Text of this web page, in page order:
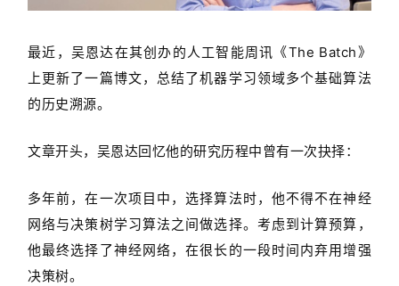
最近，吴恩达在其创办的人工智能周讯《The Batch》
上更新了一篇博文，总结了机器学习领域多个基础算法
的历史溯源。
文章开头，吴恩达回忆他的研究历程中曾有一次抉择：
多年前，在一次项目中，选择算法时，他不得不在神经
网络与决策树学习算法之间做选择。考虑到计算预算，
他最终选择了神经网络，在很长的一段时间内弃用增强
决策树。